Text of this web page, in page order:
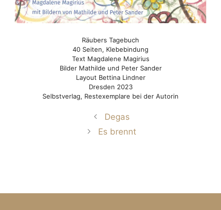
Räubers Tagebuch
40 Seiten, Klebebindung
Text Magdalene Magirius
Bilder Mathilde und Peter Sander
Layout Bettina Lindner
Dresden 2023
Selbstverlag, Restexemplare bei der Autorin
Degas
Es brennt